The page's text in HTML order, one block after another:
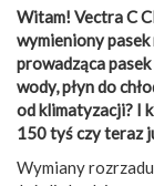
Witam! Vectra C
wymieniony
prowadząca
wody, płyn do
od klimatyzacji? I
150 tyś czy teraz
Wymiany